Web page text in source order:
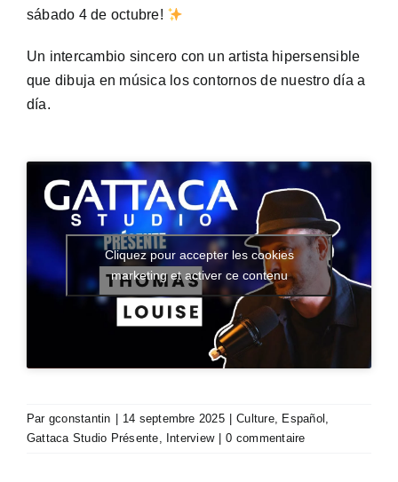
sábado 4 de octubre!
Un intercambio sincero con un artista hipersensible
que dibuja en música los contornos de nuestro día a
día.
Cliquez pour accepter les cookies
marketing et activer ce contenu
Par gconstantin 14 septembre 2025 Culture, Español ,
Gattaca Studio Présente, Interview 0 commentaire